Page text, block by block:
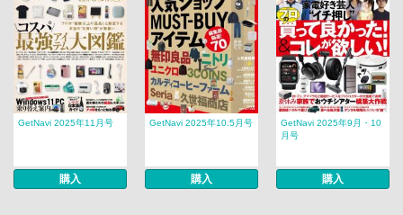
GetNavi 2025年11月号
購入
GetNavi 2025年10.5月号
購入
GetNavi 2025年9月・10
月号
購入